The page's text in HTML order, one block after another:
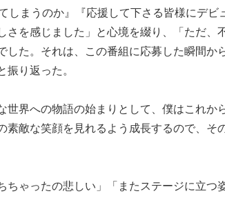
しまうのか』『応援して下さる皆様にデビ
さを感じました」と心境を綴り、「ただ、
した。それは、この番組に応募した瞬間か
り返った。
世界への物語の始まりとして、僕はこれか
素敵な笑顔を見れるよう成長するので、そ
ちゃったの悲しい」「またステージに立つ